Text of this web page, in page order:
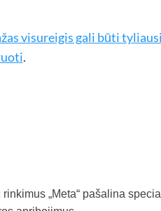
visureigis gali būti
.
„Meta“ pašalina